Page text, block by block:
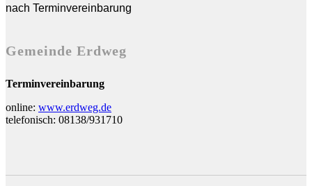
nach Terminvereinbarung
Gemeinde Erdweg
Terminvereinbarung
online: www.erdweg.de
telefonisch: 08138/931710